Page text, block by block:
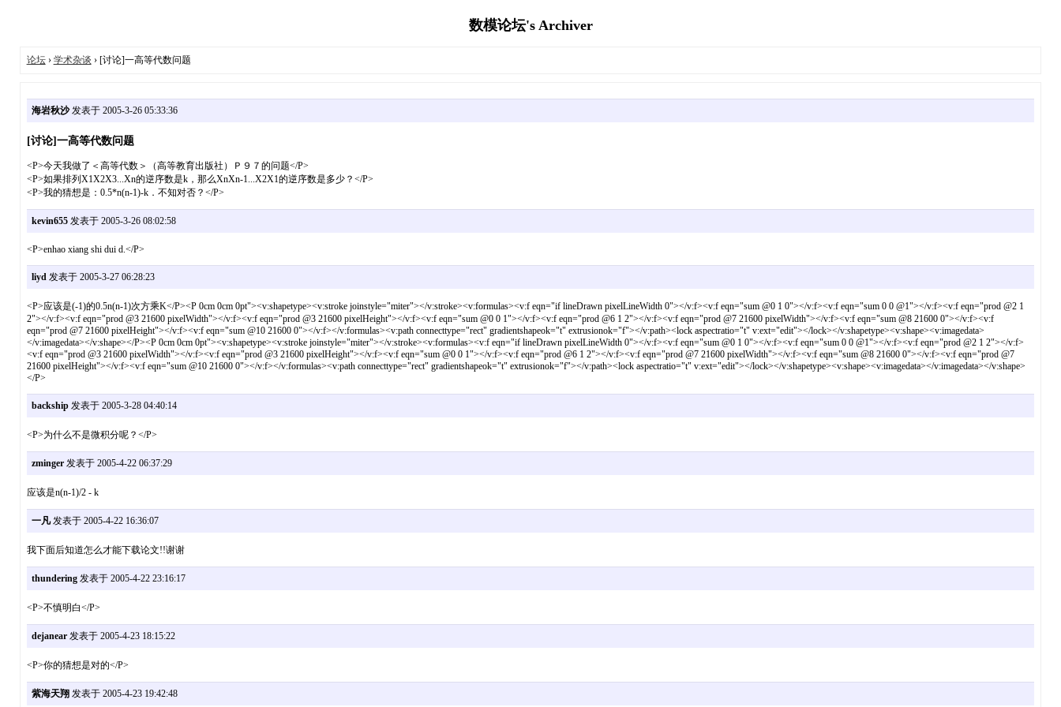
数模论坛's Archiver
论坛› 学术杂谈 › [讨论]一高等代数问题
海岩秋沙发表于 2005-3-26 05:33:36
[讨论]一高等代数问题
<P>今天我做了＜高等代数＞（高等教育出版社）Ｐ９７的问题</P>
<P>如果排列X1X2X3...Xn的逆序数是k，那么XnXn-1...X2X1的逆序数是多少？</P>
<P>我的猜想是：0.5*n(n-1)-k．不知对否？</P>
kevin655发表于 2005-3-26 08:02:58
<P>enhao xiang shi dui d.</P>
liyd发表于 2005-3-27 06:28:23
<P>应该是(-1)的0.5n(n-1)次方乘K</P><P 0cm 0cm 0pt"><v:shapetype><v:stroke joinstyle="miter"></v:stroke><v:formulas><v:f eqn="if lineDrawn pixelLineWidth 0"></v:f><v:f eqn="sum @0 1 0"></v:f><v:f eqn="sum 0 0 @1"></v:f><v:f eqn="prod @2 1
2"></v:f><v:f eqn="prod @3 21600 pixelWidth"></v:f><v:f eqn="prod @3 21600 pixelHeight"></v:f><v:f eqn="sum @0 0 1"></v:f><v:f eqn="prod @6 1 2"></v:f><v:f eqn="prod @7 21600 pixelWidth"></v:f><v:f eqn="sum @8 21600 0"></v:f><v:f
eqn="prod @7 21600 pixelHeight"></v:f><v:f eqn="sum @10 21600 0"></v:f></v:formulas><v:path connecttype="rect" gradientshapeok="t" extrusionok="f"></v:path><lock aspectratio="t" v:ext="edit"></lock></v:shapetype><v:shape><v:imagedata>
</v:imagedata></v:shape></P><P 0cm 0cm 0pt"><v:shapetype><v:stroke joinstyle="miter"></v:stroke><v:formulas><v:f eqn="if lineDrawn pixelLineWidth 0"></v:f><v:f eqn="sum @0 1 0"></v:f><v:f eqn="sum 0 0 @1"></v:f><v:f eqn="prod @2 1 2"></v:f>
<v:f eqn="prod @3 21600 pixelWidth"></v:f><v:f eqn="prod @3 21600 pixelHeight"></v:f><v:f eqn="sum @0 0 1"></v:f><v:f eqn="prod @6 1 2"></v:f><v:f eqn="prod @7 21600 pixelWidth"></v:f><v:f eqn="sum @8 21600 0"></v:f><v:f eqn="prod @7
21600 pixelHeight"></v:f><v:f eqn="sum @10 21600 0"></v:f></v:formulas><v:path connecttype="rect" gradientshapeok="t" extrusionok="f"></v:path><lock aspectratio="t" v:ext="edit"></lock></v:shapetype><v:shape><v:imagedata></v:imagedata></v:shape>
</P>
backship发表于 2005-3-28 04:40:14
<P>为什么不是微积分呢？</P>
zminger发表于 2005-4-22 06:37:29
应该是n(n-1)/2 - k
一凡发表于 2005-4-22 16:36:07
我下面后知道怎么才能下载论文!!谢谢
thundering发表于 2005-4-22 23:16:17
<P>不慎明白</P>
dejanear发表于 2005-4-23 18:15:22
<P>你的猜想是对的</P>
紫海天翔 发表于 2005-4-23 19:42:48